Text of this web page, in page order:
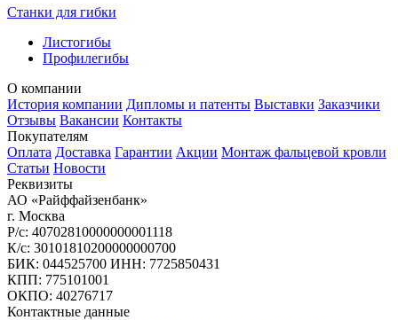
Станки для гибки
Листогибы
Профилегибы
О компании
История компании Дипломы и патенты Выставки Заказчики
Отзывы Вакансии Контакты
Покупателям
Оплата Доставка Гарантии Акции Монтаж фальцевой кровли
Статьи Новости
Реквизиты
АО «Райффайзенбанк»
г. Москва
Р/с: 40702810000000001118
К/с: 30101810200000000700
БИК: 044525700 ИНН: 7725850431
КПП: 775101001
ОКПО: 40276717
Контактные данные